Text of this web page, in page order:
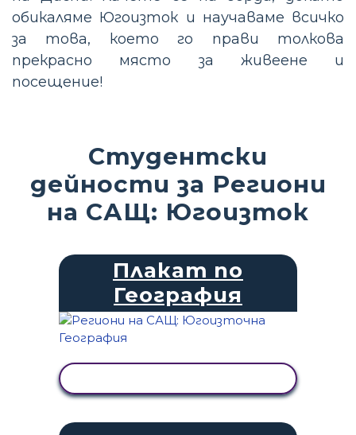
обикаляме Югоизток и научаваме всичко
за това, което го прави толкова
прекрасно място за живеене и
посещение!
Студентски
дейности за Региони
на САЩ: Югоизток
Плакат по
География